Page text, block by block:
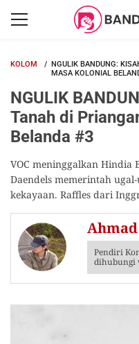
KOLOM
NGULIK BANDUNG:
MASA KOLONIAL
NGULIK
Tanah di
Belanda #3
VOC meninggalkan Hindia
Daendels memerintah
kekayaan. Raffles dari
Pendiri
dihubungi